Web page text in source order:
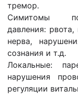
тремор.
Симитомы
давления:
нерва,
сознания и т.д.
Локальные:
нарушения
регуляции